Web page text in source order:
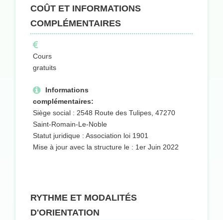
COÛT ET INFORMATIONS
COMPLÉMENTAIRES
Cours
gratuits
Informations
complémentaires:
Siège social : 2548 Route des Tulipes, 47270
Saint-Romain-Le-Noble
Statut juridique : Association loi 1901
Mise à jour avec la structure le : 1er Juin 2022
RYTHME ET MODALITÉS
D'ORIENTATION